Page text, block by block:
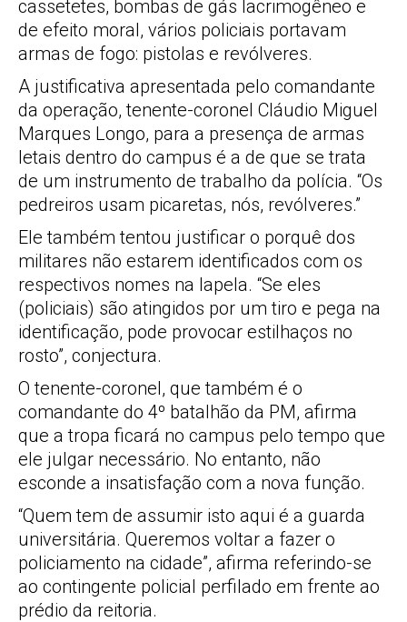
cassetetes, bombas de gás lacrimogêneo e
de efeito moral, vários policiais portavam
armas de fogo: pistolas e revólveres.
A justificativa apresentada pelo comandante
da operação, tenente-coronel Cláudio Miguel
Marques Longo, para a presença de armas
letais dentro do campus é a de que se trata
de um instrumento de trabalho da polícia. “Os
pedreiros usam picaretas, nós, revólveres.”
Ele também tentou justificar o porquê dos
militares não estarem identificados com os
respectivos nomes na lapela. “Se eles
(policiais) são atingidos por um tiro e pega na
identificação, pode provocar estilhaços no
rosto”, conjectura.
O tenente-coronel, que também é o
comandante do 4º batalhão da PM, afirma
que a tropa ficará no campus pelo tempo que
ele julgar necessário. No entanto, não
esconde a insatisfação com a nova função.
“Quem tem de assumir isto aqui é a guarda
universitária. Queremos voltar a fazer o
policiamento na cidade”, afirma referindo-se
ao contingente policial perfilado em frente ao
prédio da reitoria.